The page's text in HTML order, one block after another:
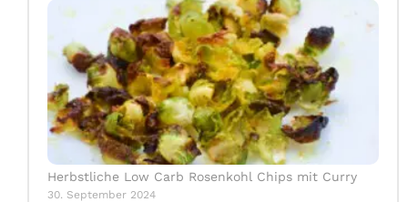
Herbstliche Low Carb Rosenkohl Chips mit Curry
30. September 2024